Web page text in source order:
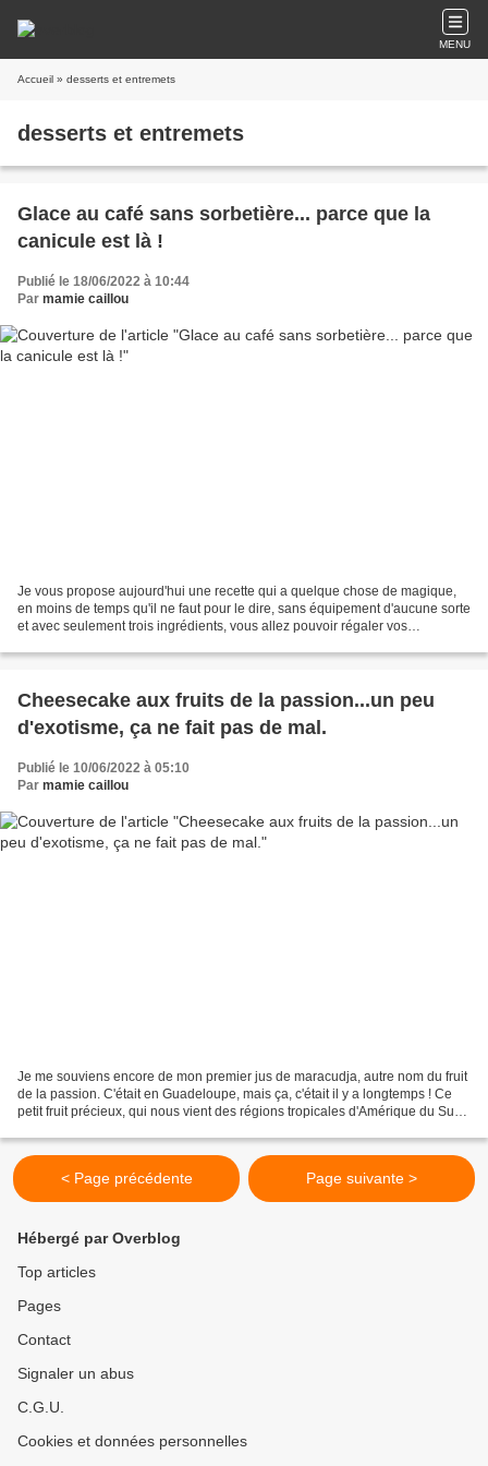
MENU
Accueil » desserts et entremets
desserts et entremets
Glace au café sans sorbetière... parce que la
canicule est là !
Publié le 18/06/2022 à 10:44
Par mamie caillou
Je vous propose aujourd'hui une recette qui a quelque chose de magique,
en moins de temps qu'il ne faut pour le dire, sans équipement d'aucune sorte
et avec seulement trois ingrédients, vous allez pouvoir régaler vos
Cheesecake aux fruits de la passion...un peu
d'exotisme, ça ne fait pas de mal.
Publié le 10/06/2022 à 05:10
Par mamie caillou
Je me souviens encore de mon premier jus de maracudja, autre nom du fruit
de la passion. C'était en Guadeloupe, mais ça, c'était il y a longtemps ! Ce
petit fruit précieux, qui nous vient des régions tropicales d'Amérique du Sud,
< Page précédente Page suivante >
Hébergé par Overblog
Top articles
Pages
Contact
Signaler un abus
C.G.U.
Cookies et données personnelles